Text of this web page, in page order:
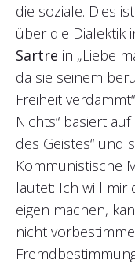
die soziale. Dies
über die Dialektik
Sartre in „Liebe
da sie seinem
Freiheit
Nichts“ basiert
des Geistes“ und
Kommunistische
lautet: Ich will mir
eigen machen,
nicht